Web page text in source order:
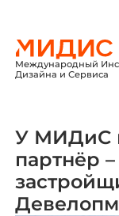
Международный
Дизайна и Сервиса
У МИДиС
партнёр